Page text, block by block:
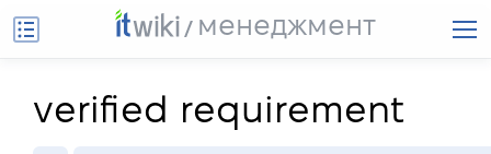
менеджмент
verified requirement